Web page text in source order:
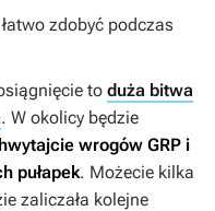
zdobyć podczas
to duża bitwa
. W okolicy będzie
wrogów GRP i
pułapek. Możecie kilka
zaliczała kolejne